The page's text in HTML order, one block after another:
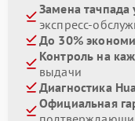
Замена тачпада
экспресс-
До 30%
Контроль на
выдачи
Диагностика
Официальная